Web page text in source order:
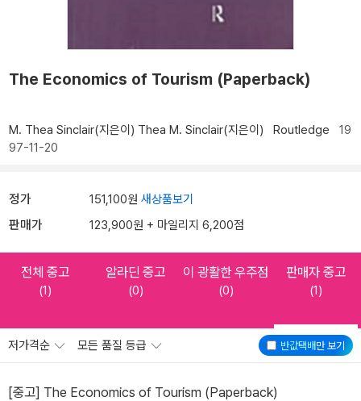
The Economics of Tourism (Paperback)
M. Thea Sinclair(지은이) Thea M. Sinclair(지은이) Routledge 19
97-11-20
정가 151,100원 새상품보기
판매가 123,900원 + 마일리지 6,200점
전체 중고
(1)
알라딘 중고
(0)
이 광활한 우주점
(0)
판매자 중고
(1)
반값택배만 보기
저가격순 모든 품질 등급
[중고] The Economics of Tourism (Paperback)